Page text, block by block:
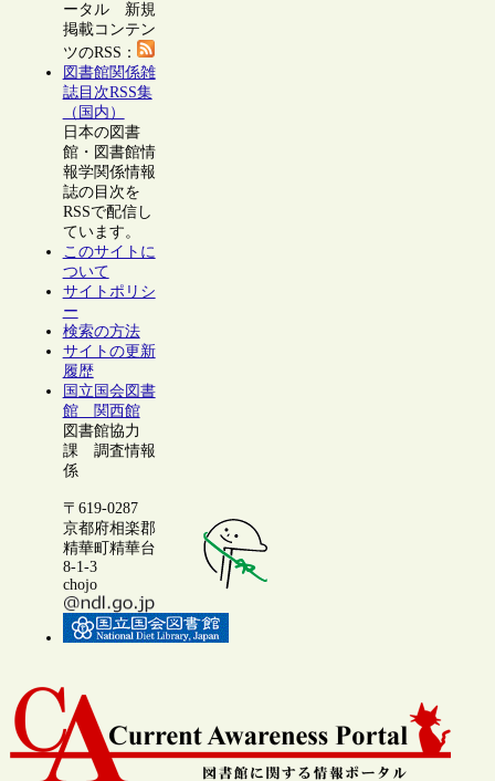
ータル 新規
掲載コンテン
ツのRSS：
図書館関係雑
誌目次RSS集
（国内）
日本の図書
館・図書館情
報学関係情報
誌の目次を
RSSで配信し
ています。
このサイトに
ついて
サイトポリシ
ー
検索の方法
サイトの更新
履歴
国立国会図書
館 関西館
図書館協力
課 調査情報
係
〒619-0287
京都府相楽郡
精華町精華台
8-1-3
chojo